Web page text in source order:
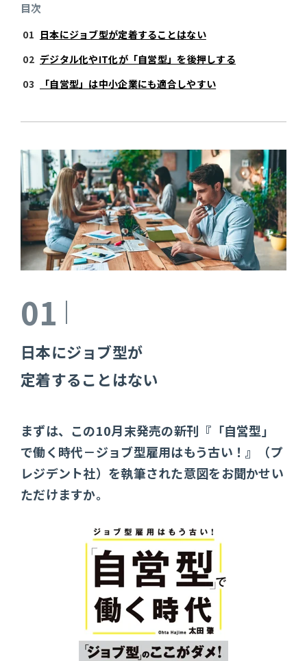
目次
日本にジョブ型が定着することはない
デジタル化やIT化が「自営型」を後押しする
「自営型」は中小企業にも適合しやすい
01
日本にジョブ型が
定着することはない
まずは、この10月末発売の新刊『「自営型」
で働く時代－ジョブ型雇用はもう古い！』（プ
レジデント社）を執筆された意図をお聞かせい
ただけますか。